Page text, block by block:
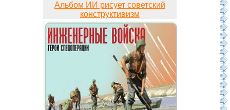
Альбом ИИ рисует советский
конструктивизм